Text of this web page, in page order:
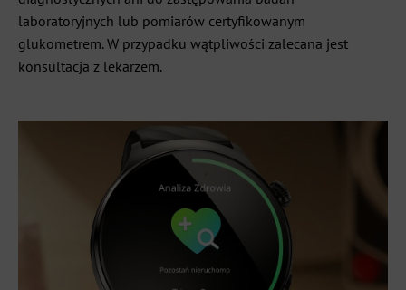
laboratoryjnych lub pomiarów certyfikowanym
glukometrem. W przypadku wątpliwości zalecana jest
konsultacja z lekarzem.